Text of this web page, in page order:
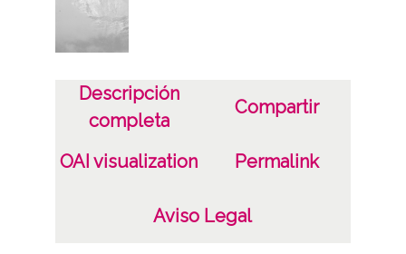
Licencia de las imágenes
Descripción
completa
Compartir
OAI visualization Permalink
Aviso Legal